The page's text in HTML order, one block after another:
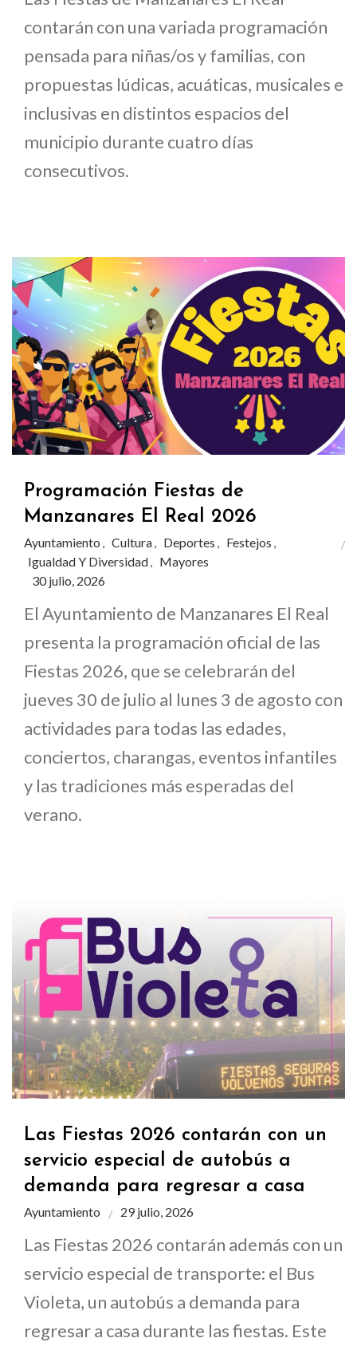
contarán con una variada programación
pensada para niñas/os y familias, con
propuestas lúdicas, acuáticas, musicales e
inclusivas en distintos espacios del
municipio durante cuatro días
consecutivos.
Programación Fiestas de
Manzanares El Real 2026
Ayuntamiento , Cultura, Deportes , Festejos ,
Igualdad Y Diversidad, Mayores
30 julio, 2026
El Ayuntamiento de Manzanares El Real
presenta la programación oficial de las
Fiestas 2026, que se celebrarán del
jueves 30 de julio al lunes 3 de agosto con
actividades para todas las edades,
conciertos, charangas, eventos infantiles
y las tradiciones más esperadas del
verano.
Las Fiestas 2026 contarán con un
servicio especial de autobús a
demanda para regresar a casa
Ayuntamiento 29 julio, 2026
Las Fiestas 2026 contarán además con un
servicio especial de transporte: el Bus
Violeta, un autobús a demanda para
regresar a casa durante las fiestas. Este